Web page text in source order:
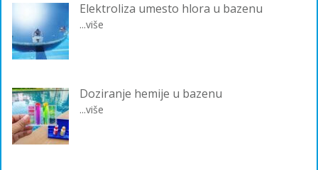
Elektroliza umesto hlora u bazenu
...više
Doziranje hemije u bazenu
...više